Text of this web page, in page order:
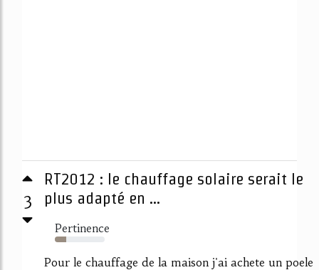
3
RT2012 : le chauffage solaire serait le
plus adapté en ...
Pertinence
23%
Pour le chauffage de la maison j'ai achete un poele